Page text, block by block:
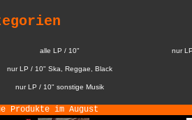
alle LP / 10" nur
nur LP / 10" Ska, Reggae, Black
nur LP / 10" sonstige Musik
Produkte im August